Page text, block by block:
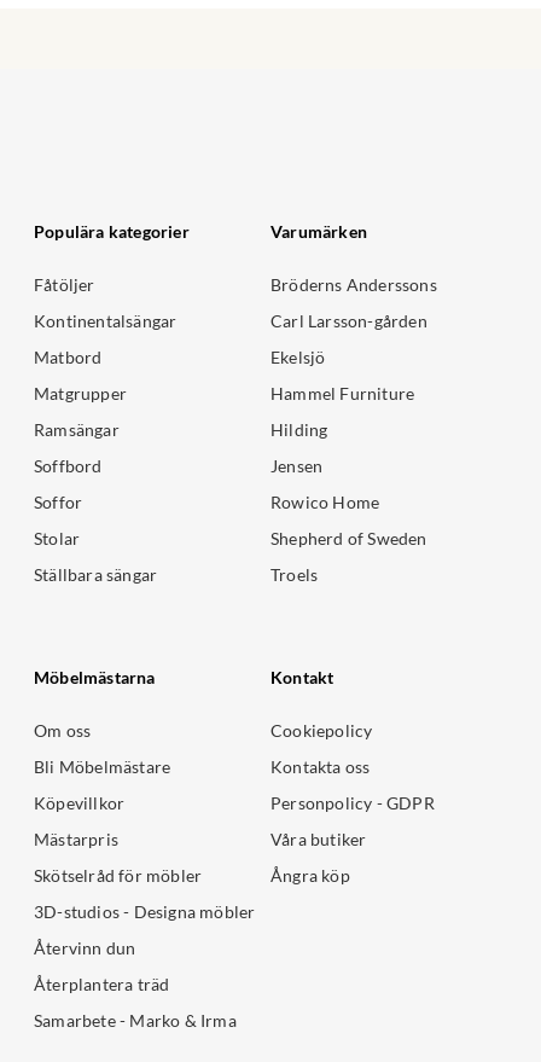
Populära kategorier
Fåtöljer
Kontinentalsängar
Matbord
Matgrupper
Ramsängar
Soffbord
Soffor
Stolar
Ställbara sängar
Varumärken
Bröderns Anderssons
Carl Larsson-gården
Ekelsjö
Hammel Furniture
Hilding
Jensen
Rowico Home
Shepherd of Sweden
Troels
Möbelmästarna
Om oss
Bli Möbelmästare
Köpevillkor
Mästarpris
Skötselråd för möbler
3D-studios - Designa möbler
Återvinn dun
Återplantera träd
Samarbete - Marko & Irma
Kontakt
Cookiepolicy
Kontakta oss
Personpolicy - GDPR
Våra butiker
Ångra köp